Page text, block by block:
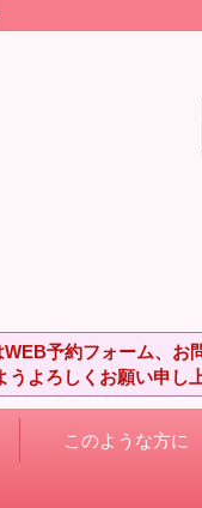
予約フォーム、
うよろしくお願い申し
このような方に